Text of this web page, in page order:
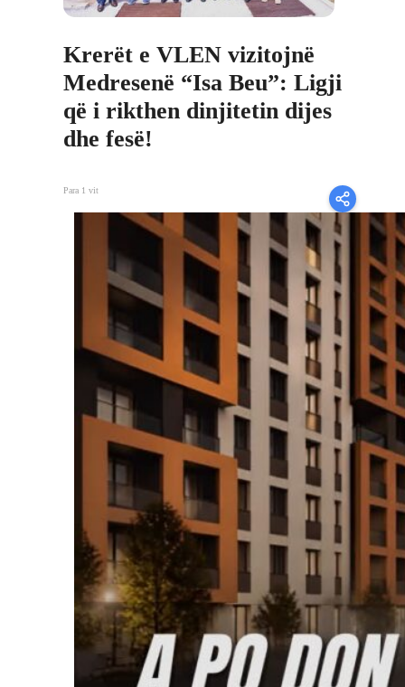
Krerët e VLEN vizitojnë
Medresenë “Isa Beu”: Ligji
që i rikthen dinjitetin dijes
dhe fesë!
Para 1 vit